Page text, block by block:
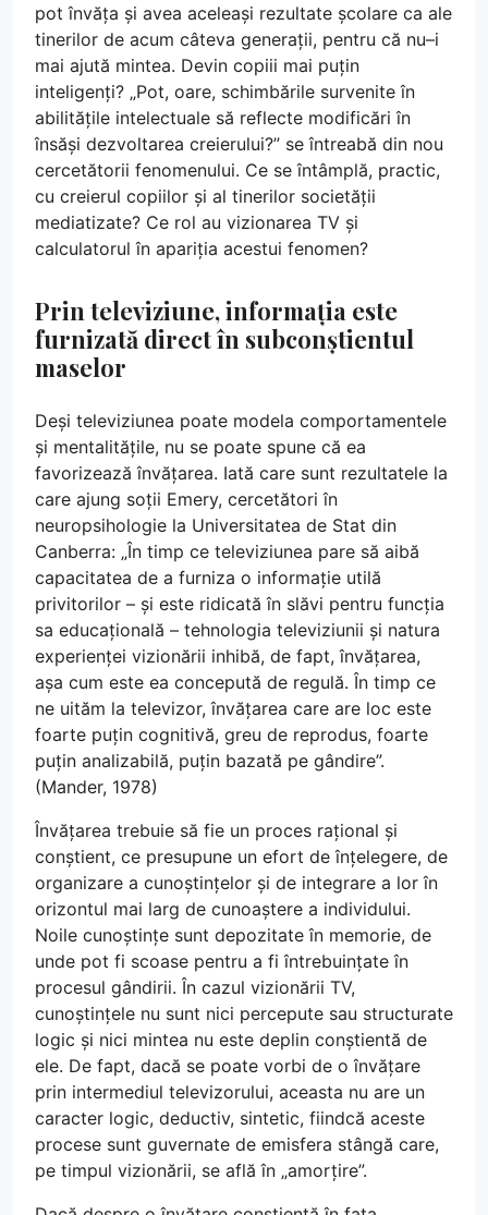
pot învăța și avea aceleași rezultate școlare ca ale
tinerilor de acum câteva generații, pentru că nu–i
mai ajută mintea. Devin copiii mai puțin
inteligenți? „Pot, oare, schimbările survenite în
abilitățile intelectuale să reflecte modificări în
însăși dezvoltarea creierului?” se întreabă din nou
cercetătorii fenomenului. Ce se întâmplă, practic,
cu creierul copiilor și al tinerilor societății
mediatizate? Ce rol au vizionarea TV și
calculatorul în apariția acestui fenomen?
Prin televiziune, informația este
furnizată direct în subconștientul
maselor
Deși televiziunea poate modela comportamentele
și mentalitățile, nu se poate spune că ea
favorizează învățarea. Iată care sunt rezultatele la
care ajung soții Emery, cercetători în
neuropsihologie la Universitatea de Stat din
Canberra: „În timp ce televiziunea pare să aibă
capacitatea de a furniza o informație utilă
privitorilor – și este ridicată în slăvi pentru funcția
sa educațională – tehnologia televiziunii și natura
experienței vizionării inhibă, de fapt, învățarea,
așa cum este ea concepută de regulă. În timp ce
ne uităm la televizor, învățarea care are loc este
foarte puțin cognitivă, greu de reprodus, foarte
puțin analizabilă, puțin bazată pe gândire”.
(Mander, 1978)
Învățarea trebuie să fie un proces rațional și
conștient, ce presupune un efort de înțelegere, de
organizare a cunoștințelor și de integrare a lor în
orizontul mai larg de cunoaștere a individului.
Noile cunoștințe sunt depozitate în memorie, de
unde pot fi scoase pentru a fi întrebuințate în
procesul gândirii. În cazul vizionării TV,
cunoștințele nu sunt nici percepute sau structurate
logic și nici mintea nu este deplin conștientă de
ele. De fapt, dacă se poate vorbi de o învățare
prin intermediul televizorului, aceasta nu are un
caracter logic, deductiv, sintetic, fiindcă aceste
procese sunt guvernate de emisfera stângă care,
pe timpul vizionării, se află în „amorțire”.